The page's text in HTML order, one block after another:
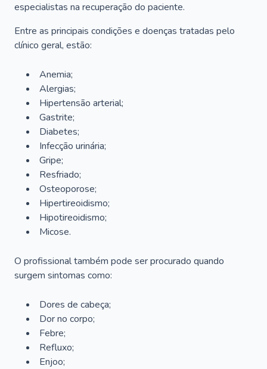
especialistas na recuperação do paciente.
Entre as principais condições e doenças tratadas pelo
clínico geral, estão:
Anemia;
Alergias;
Hipertensão arterial;
Gastrite;
Diabetes;
Infecção urinária;
Gripe;
Resfriado;
Osteoporose;
Hipertireoidismo;
Hipotireoidismo;
Micose.
O profissional também pode ser procurado quando
surgem sintomas como:
Dores de cabeça;
Dor no corpo;
Febre;
Refluxo;
Enjoo;